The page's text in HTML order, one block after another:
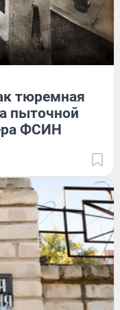
тюремная
пыточной
ФСИН